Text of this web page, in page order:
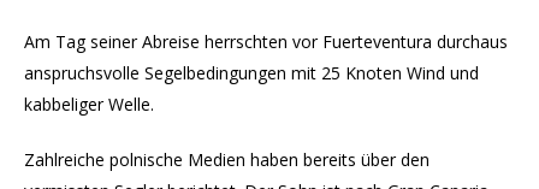
Am Tag seiner Abreise herrschten vor Fuerteventura durchaus
anspruchsvolle Segelbedingungen mit 25 Knoten Wind und
kabbeliger Welle.
Zahlreiche polnische Medien haben bereits über den